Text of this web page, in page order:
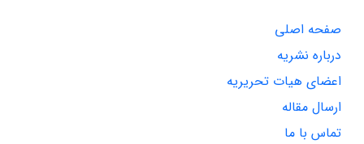
صفحه اصلی
درباره نشریه
اعضای هیات تحریریه
ارسال مقاله
تماس با ما